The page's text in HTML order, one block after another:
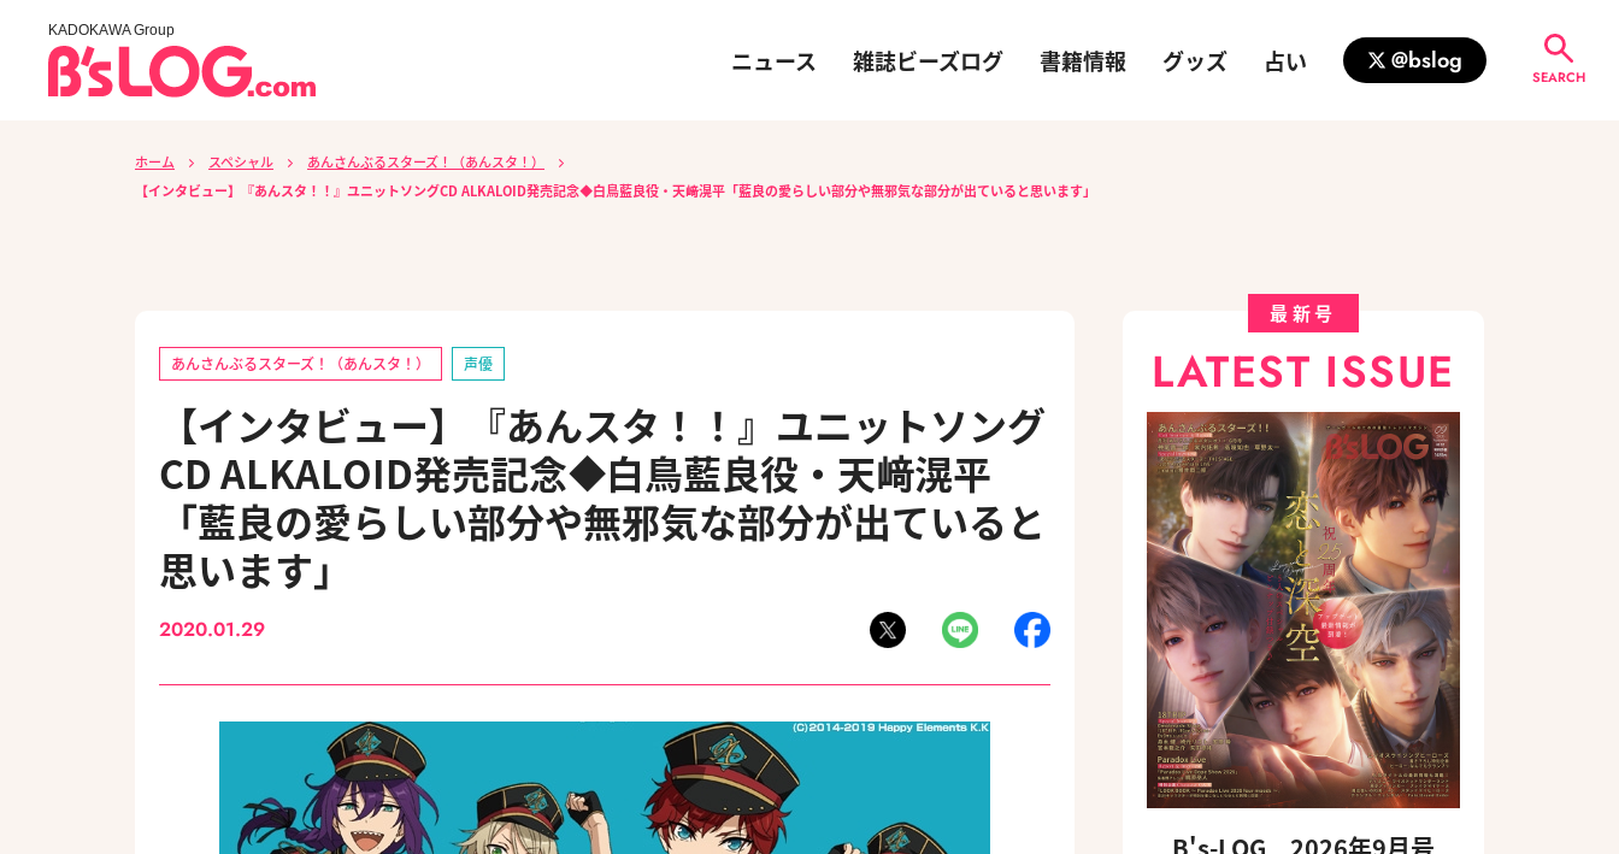
KADOKAWA Group
ニュース 雑誌ビーズログ 書籍情報 グッズ 占い @bslog
SEARCH
ホーム スペシャル
あんさんぶるスターズ！（あんスタ！）
【インタビュー】『あんスタ！！』ユニットソングCD ALKALOID発売記念◆白鳥藍良役・天﨑滉平「藍良の愛らしい部分や無邪気な部分が出ていると思います」
あんさんぶるスターズ！（あんスタ！） 声優
【インタビュー】『あんスタ！！』ユニットソング
CD ALKALOID発売記念◆白鳥藍良役・天﨑滉平
「藍良の愛らしい部分や無邪気な部分が出ていると
思います」
2020.01.29
最新号
LATEST ISSUE